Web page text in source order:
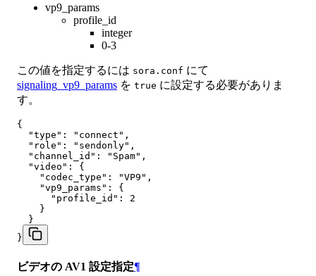
vp9_params
profile_id
integer
0-3
この値を指定するには sora.conf にて
signaling_vp9_params を true に設定する必要がありま
す。
{
  "type": "connect",
  "role": "sendonly",
  "channel_id": "Spam",
  "video": {
    "codec_type": "VP9",
    "vp9_params": {
      "profile_id": 2
    }
  }
}
ビデオの AV1 設定指定¶